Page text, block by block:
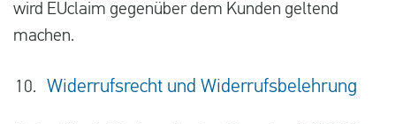
wird EUclaim gegenüber dem Kunden geltend
machen.
Widerrufsrecht und Widerrufsbelehrung